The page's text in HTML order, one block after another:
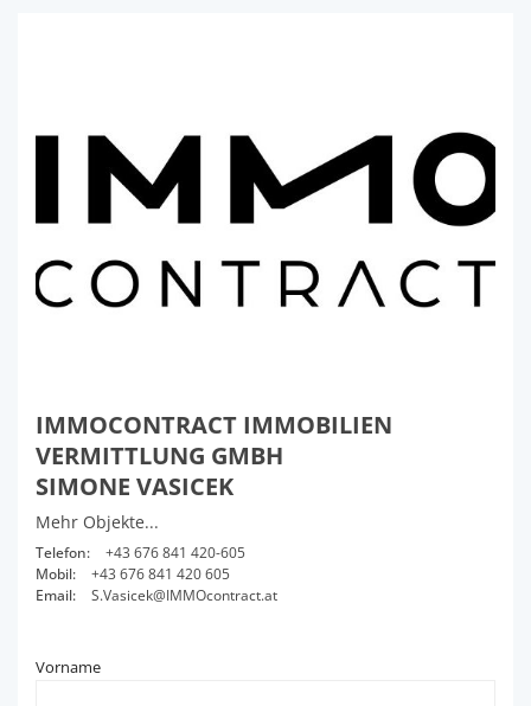
IMMOCONTRACT IMMOBILIEN
VERMITTLUNG GMBH
SIMONE VASICEK
Mehr Objekte...
Telefon:
+43 676 841 420-605
Mobil:
+43 676 841 420 605
Email:
S.Vasicek@IMMOcontract.at
Vorname